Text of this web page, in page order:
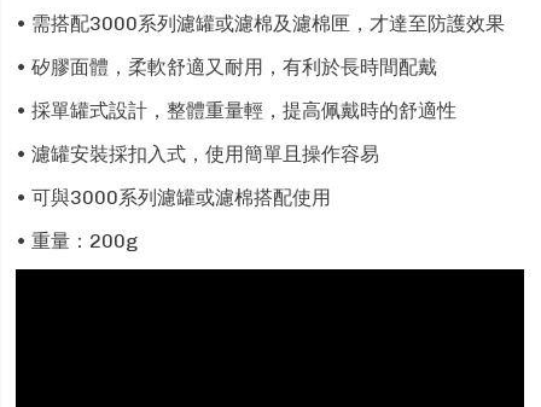
• 需搭配3000系列濾罐或濾棉及濾棉匣，才達至防護效果
• 矽膠面體，柔軟舒適又耐用，有利於長時間配戴
• 採單罐式設計，整體重量輕，提高佩戴時的舒適性
• 濾罐安裝採扣入式，使用簡單且操作容易
• 可與3000系列濾罐或濾棉搭配使用
• 重量：200g